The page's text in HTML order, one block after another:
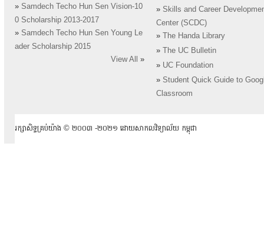
» Samdech Techo Hun Sen Vision-10
0 Scholarship 2013-2017
» Samdech Techo Hun Sen Young Le
ader Scholarship 2015
View All
»
» Skills and Career
Center (SCDC)
»
The Handa Library
»
The UC Bulletin
» UC Foundation
» Student Quick Guide to
Classroom
រក្សាសិទ្ធគ្រប់យ៉ាង ​© ២០០៣ -២០២១ ដោយសាកលវិទ្យាល័យ កម្ពុជា